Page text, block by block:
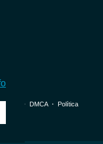
・ DMCA・ Política